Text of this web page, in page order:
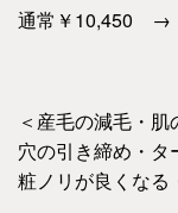
通常￥10,450 →
＜産毛の減毛・
穴の引き締め・タ
粧ノリが良くなる